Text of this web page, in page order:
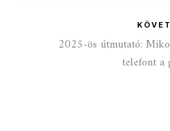
2025-ös útmutató:
telefont a